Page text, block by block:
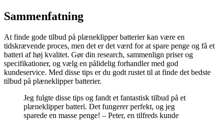
Sammenfatning
At finde gode tilbud på plæneklipper batterier kan være en
tidskrævende proces, men det er det værd for at spare penge og få et
batteri af høj kvalitet. Gør din research, sammenlign priser og
specifikationer, og vælg en pålidelig forhandler med god
kundeservice. Med disse tips er du godt rustet til at finde det bedste
tilbud på plæneklipper batterier.
Jeg fulgte disse tips og fandt et fantastisk tilbud på et
plæneklipper batteri. Det fungerer perfekt, og jeg
sparede en masse penge! – Peter, en tilfreds kunde